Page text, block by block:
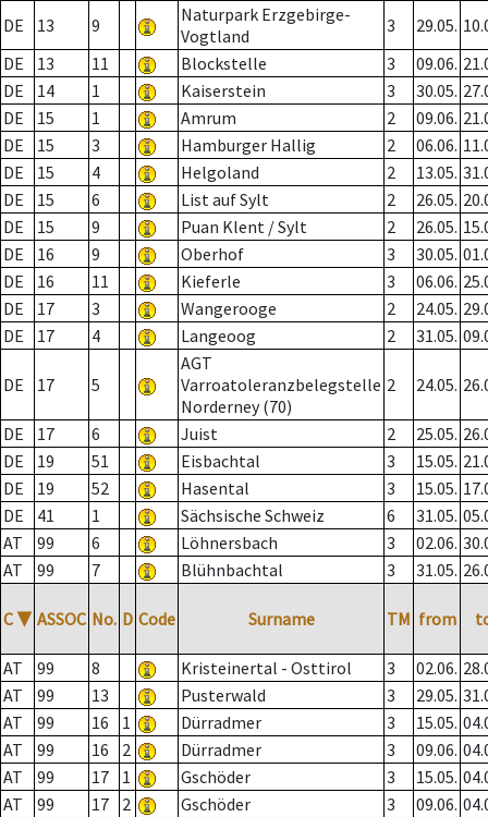
DE 13 9
Naturpark Erzgebirge-
Vogtland
3 29.05.
DE
13 11 Blockstelle 3 09.06.
DE
14 1 Kaiserstein 3 30.05.
DE
15 1 Amrum 2 09.06.
DE
15 3 Hamburger Hallig 2 06.06.
DE
15 4 Helgoland 2 13.05.
DE
15 6 List auf Sylt 2 26.05.
DE
15 9 Puan Klent / Sylt 2 26.05.
DE
16 9 Oberhof 3 30.05.
DE
16 11 Kieferle 3 06.06.
DE
17 3 Wangerooge 2 24.05.
DE
17 4 Langeoog 2 31.05.
DE 17 5
AGT
Varroatoleranzbelegstelle
Norderney (70)
2 24.05.
DE 17 6 Juist 2 25.05.
DE
19 51 Eisbachtal 3 15.05.
DE
19 52 Hasental 3 15.05.
DE
41 1 Sächsische Schweiz 6 31.05.
AT
99 6 Löhnersbach 3 02.06.
AT
99 7 Blühnbachtal 3 31.05.
C ▼ ASSOC No. D Code Surname TM from
AT 99 8 Kristeinertal - Osttirol 3 02.06.
AT
99 13 Pusterwald 3 29.05.
AT
99 16 1 Dürradmer 3 15.05.
AT
99 16 2 Dürradmer 3 09.06.
AT
99 17 1 Gschöder 3 15.05.
AT
99 17 2 Gschöder 3 09.06.